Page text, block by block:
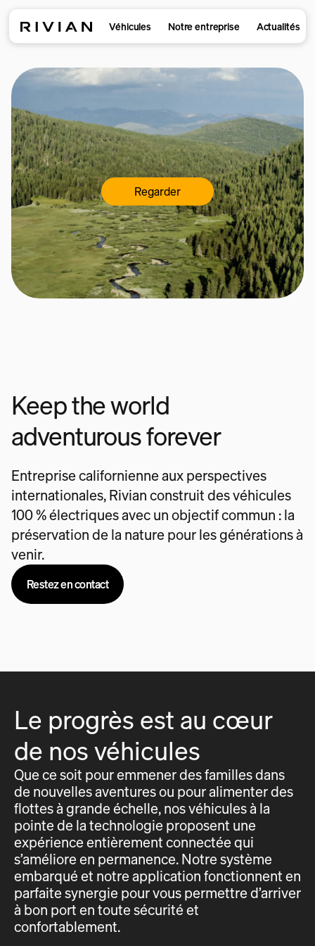
Véhicules Notre entreprise Actualités
Regarder
Keep the world
adventurous forever
Entreprise californienne aux perspectives
internationales, Rivian construit des véhicules
100 % électriques avec un objectif commun : la
préservation de la nature pour les générations à
venir.
Restez en contact
Le progrès est au cœur
de nos véhicules
Que ce soit pour emmener des familles dans
de nouvelles aventures ou pour alimenter des
flottes à grande échelle, nos véhicules à la
pointe de la technologie proposent une
expérience entièrement connectée qui
s’améliore en permanence. Notre système
embarqué et notre application fonctionnent en
parfaite synergie pour vous permettre d’arriver
à bon port en toute sécurité et
confortablement.